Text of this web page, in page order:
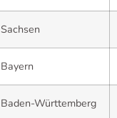
Sachsen
Bayern
Baden-Württemberg